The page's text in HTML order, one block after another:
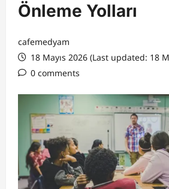
Önleme Yolları
cafemedyam
18 Mayıs 2026 (Last updated: 18
0 comments